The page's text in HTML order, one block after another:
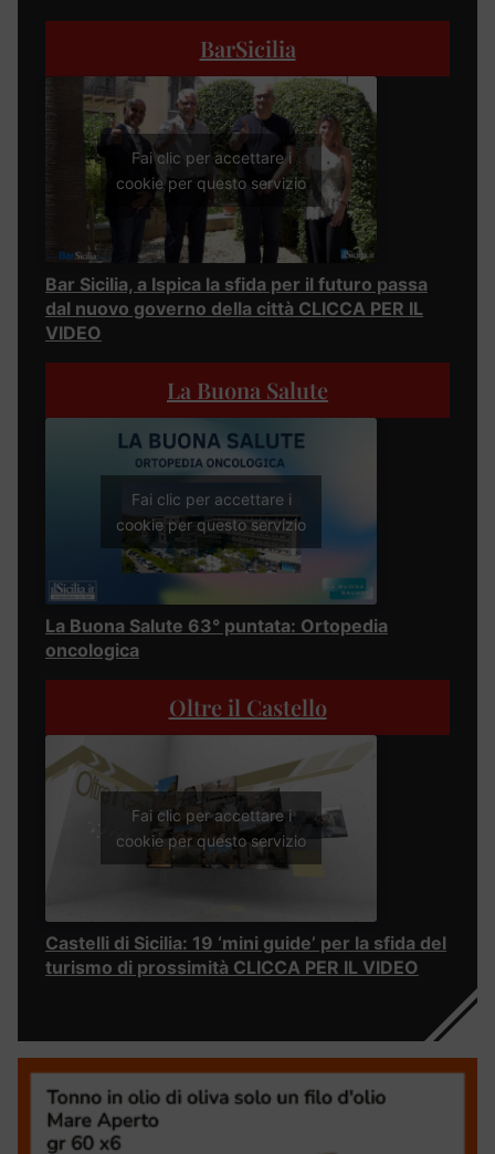
BarSicilia
Fai clic per accettare i
cookie per questo servizio
Bar Sicilia, a Ispica la sfida per il futuro passa
dal nuovo governo della città CLICCA PER IL
VIDEO
La Buona Salute
Fai clic per accettare i
cookie per questo servizio
La Buona Salute 63° puntata: Ortopedia
oncologica
Oltre il Castello
Fai clic per accettare i
cookie per questo servizio
Castelli di Sicilia: 19 ‘mini guide’ per la sfida del
turismo di prossimità CLICCA PER IL VIDEO